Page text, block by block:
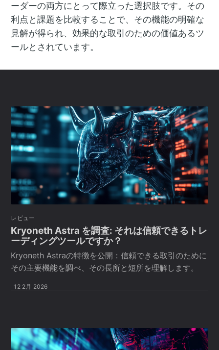
ーダーの両方にとって際立った選択肢です。その
利点と課題を比較することで、その機能の明確な
見解が得られ、効果的な取引のための価値あるツ
ールとされています。
レビュー
Kryoneth Astra を調査: それは信頼できるトレ
ーディングツールですか？
Kryoneth Astraの特徴を公開：信頼できる取引のために
その主要機能を調べ、その長所と短所を理解します。
12 2月 2026